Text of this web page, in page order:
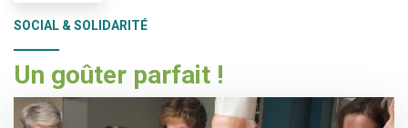
SOCIAL & SOLIDARITÉ
Un goûter parfait !